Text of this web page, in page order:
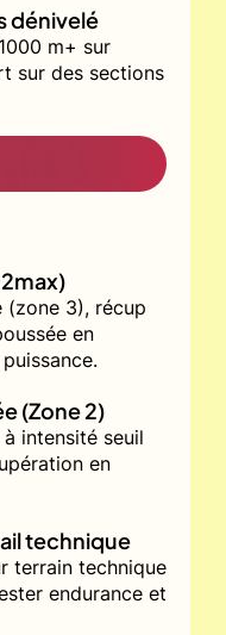
dénivelé
m+ sur
sur des sections
(zone 3), récup
en
(Zone 2)
intensité seuil
en
technique
terrain technique
endurance et